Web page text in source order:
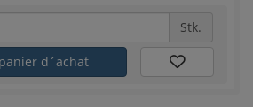
Stk.
d´achat